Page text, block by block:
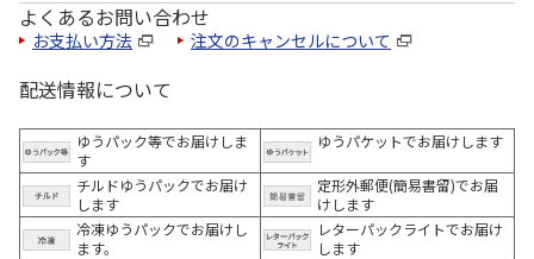
よくあるお問い合わせ
お支払い方法 注文のキャンセルについて
配送情報について
ゆうパック等でお届けしま
す
ゆうパケットでお届けします
チルドゆうパックでお届け
します
定形外郵便(簡易書留)でお届
けします
冷凍ゆうパックでお届けし
ます。
レターパックライトでお届け
します